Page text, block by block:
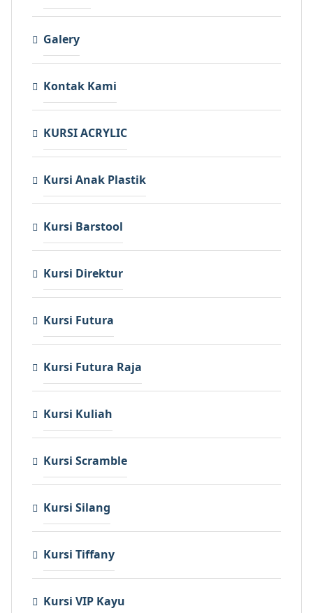
Galery
Kontak Kami
KURSI ACRYLIC
Kursi Anak Plastik
Kursi Barstool
Kursi Direktur
Kursi Futura
Kursi Futura Raja
Kursi Kuliah
Kursi Scramble
Kursi Silang
Kursi Tiffany
Kursi VIP Kayu